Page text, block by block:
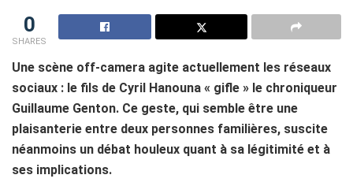
0
SHARES
Une scène off-camera agite actuellement les réseaux
sociaux : le fils de Cyril Hanouna « gifle » le chroniqueur
Guillaume Genton. Ce geste, qui semble être une
plaisanterie entre deux personnes familières, suscite
néanmoins un débat houleux quant à sa légitimité et à
ses implications.